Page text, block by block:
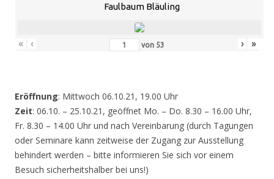
Faulbaum Bläuling
« ‹ von 53 › »
Eröffnung: Mittwoch 06.10.21, 19.00 Uhr
Zeit: 06.10. – 25.10.21, geöffnet Mo. – Do. 8.30 – 16.00 Uhr,
Fr. 8.30 – 14.00 Uhr und nach Vereinbarung (durch Tagungen
oder Seminare kann zeitweise der Zugang zur Ausstellung
behindert werden – bitte informieren Sie sich vor einem
Besuch sicherheitshalber bei uns!)